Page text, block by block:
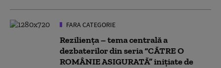
FARA CATEGORIE
Reziliența – tema centrală a
dezbaterilor din seria “CĂTRE O
ROMÂNIE ASIGURATĂ” inițiate de